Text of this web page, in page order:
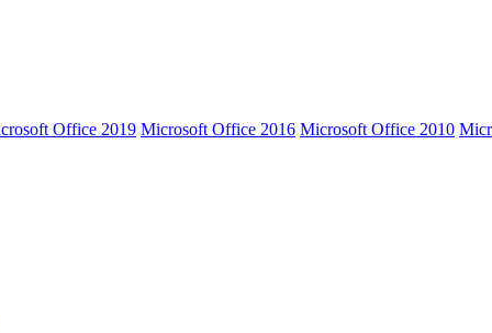
Office 2019 Microsoft Office 2016 Microsoft Office 2010